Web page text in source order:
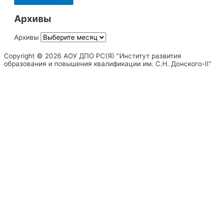
Архивы
Архивы
Copyright © 2026 АОУ ДПО РС(Я) "Институт развития
образования и повышения квалификации им. С.Н. Донского-II"